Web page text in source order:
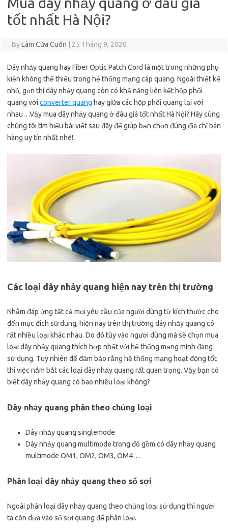
tốt nhất Hà Nội?
ByLàm Cửa Cuốn 25 Tháng 9, 2020
Dây nhảy quang hay Fiber Optic Patch Cord là một trong những phụ
kiện không thể thiếu trong hệ thống mạng cáp quang. Ngoài thiết kế
nhỏ, gọn thì dây nhảy quang còn có khả năng liên kết hộp phối
quang với converter quang hay giữa các hộp phối quang lại với
nhau…Vậy mua dây nhảy quang ở đâu giá tốt nhất Hà Nội? Hãy cùng
chúng tôi tìm hiểu bài viết sau đây để giúp bạn chọn đúng địa chỉ bán
hàng uy tín nhất nhé!.
Các loại dây nhảy quang hiện nay trên thị trường
Nhằm đáp ứng tất cả mọi yêu cầu của người dùng từ kích thước cho
đến mục đích sử dụng, hiện nay trên thị trường dây nhảy quang có
rất nhiều loại khác nhau. Do đó tùy vào người dùng mà sẽ chọn mua
loại dây nhảy quang thích hợp nhất với hệ thống mạng mình đang
sử dụng. Tuy nhiên để đảm bảo rằng hệ thống mạng hoạt động tốt
thì việc nắm bắt các loại dây nhảy quang rất quan trọng. Vậy bạn có
biết dây nhảy quang có bao nhiêu loại không?
Dây nhảy quang phân theo chủng loại
Dây nhảy quang singlemode
Dây nhảy quang multimode trong đó gồm có dây nhảy quang
multimode OM1, OM2, OM3, OM4…
Phân loại dây nhảy quang theo số sợi
Ngoài phân loại dây nhảy quang theo chủng loại sử dụng thì người
ta còn dựa vào số sợi quang để phân loại.